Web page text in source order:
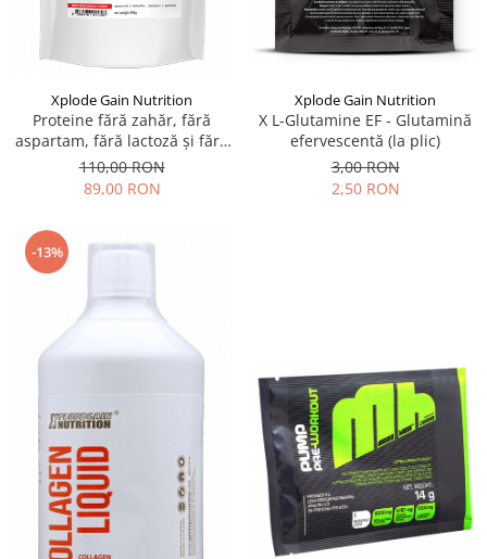
Carbohidrați
Apărarea sanătății
Vitamine și minerale
Extracte din plante medicinale
Probiotice și enzime digestive
Sport de anduranţă, outdoor
Produse pentru relaxare
Collagen
Xplode Gain Nutrition
Proteine fără zahăr, fără
aspartam, fără lactoză și fără
gluten - X Whey ZERO
110,00 RON
89,00 RON
Xplode Gain Nutrition
X L-Glutamine EF - Glutamină
efervescentă (la plic)
3,00 RON
2,50 RON
-13%